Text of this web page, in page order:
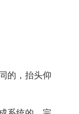
的，抬头仰